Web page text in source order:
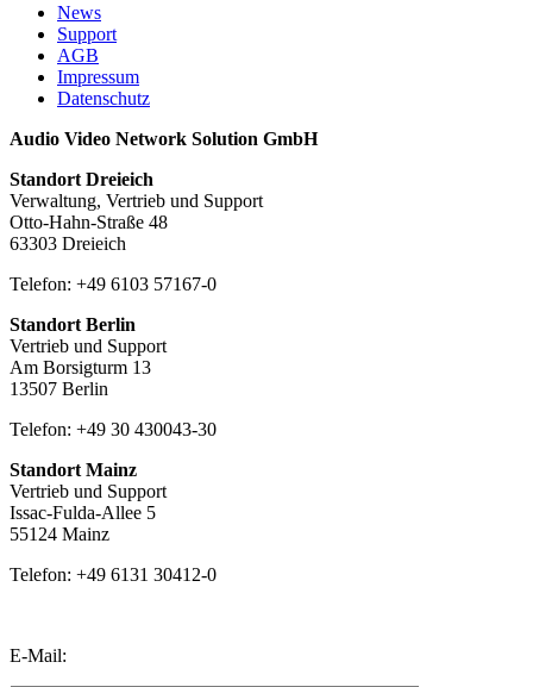
News
Support
AGB
Impressum
Datenschutz
Audio Video Network Solution GmbH
Standort Dreieich
Verwaltung, Vertrieb und Support
Otto-Hahn-Straße 48
63303 Dreieich
Telefon: +49 6103 57167-0
Standort Berlin
Vertrieb und Support
Am Borsigturm 13
13507 Berlin
Telefon: +49 30 430043-30
Standort Mainz
Vertrieb und Support
Issac-Fulda-Allee 5
55124 Mainz
Telefon: +49 6131 30412-0
E-Mail: